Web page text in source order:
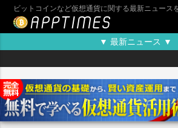
ビットコインなど仮想通貨に関する最新ニュース
▼ 最新ニュース ▼